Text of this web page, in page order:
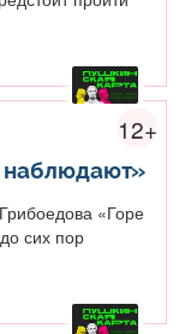
12+
наблюдают»
«Горе
сих пор